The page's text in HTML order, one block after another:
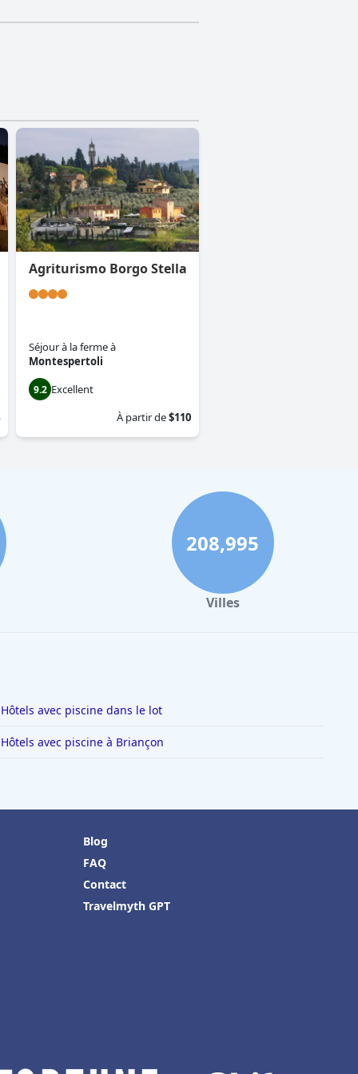
Agriturismo Borgo Stella
Séjour à la fermeà
Montespertoli
9.2 Excellent
À partir de$110
208,995
Villes
Hôtels avec piscine dans le lot
Hôtels avec piscine à Briançon
Blog
FAQ
Contact
Travelmyth GPT